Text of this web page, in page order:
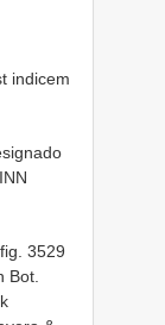
indicem
3529
Bot.